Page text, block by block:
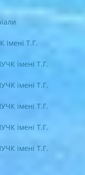
імені Т.Г.
імені Т.Г.
імені Т.Г.
імені Т.Г.
імені Т.Г.
імені Т.Г.